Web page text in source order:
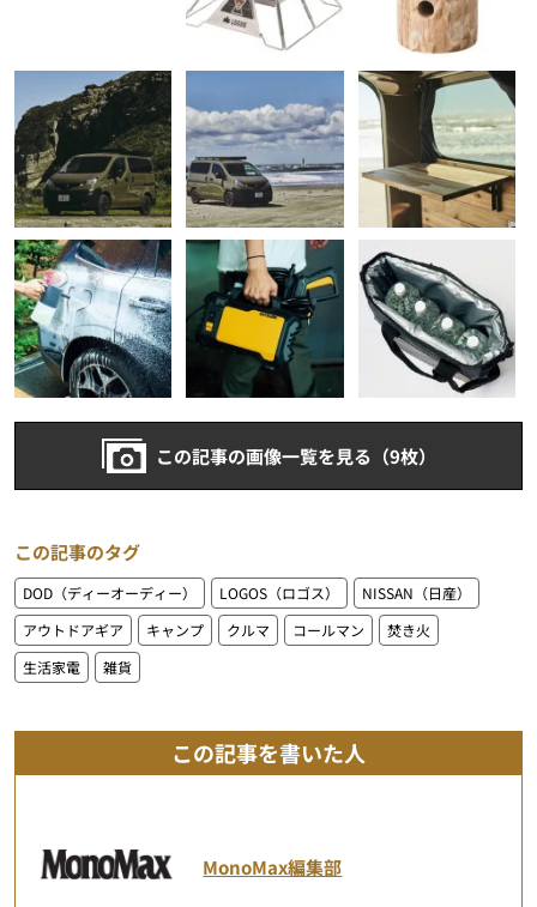
この記事の画像一覧を見る（9枚）
この記事のタグ
DOD（ディーオーディー） LOGOS（ロゴス）
NISSAN（日産）
アウトドアギア
キャンプ クルマ コールマン
焚き火
生活家電
雑貨
この記事を書いた人
MonoMax編集部